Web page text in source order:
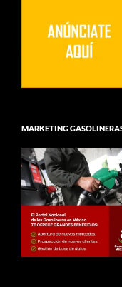
MARKETING